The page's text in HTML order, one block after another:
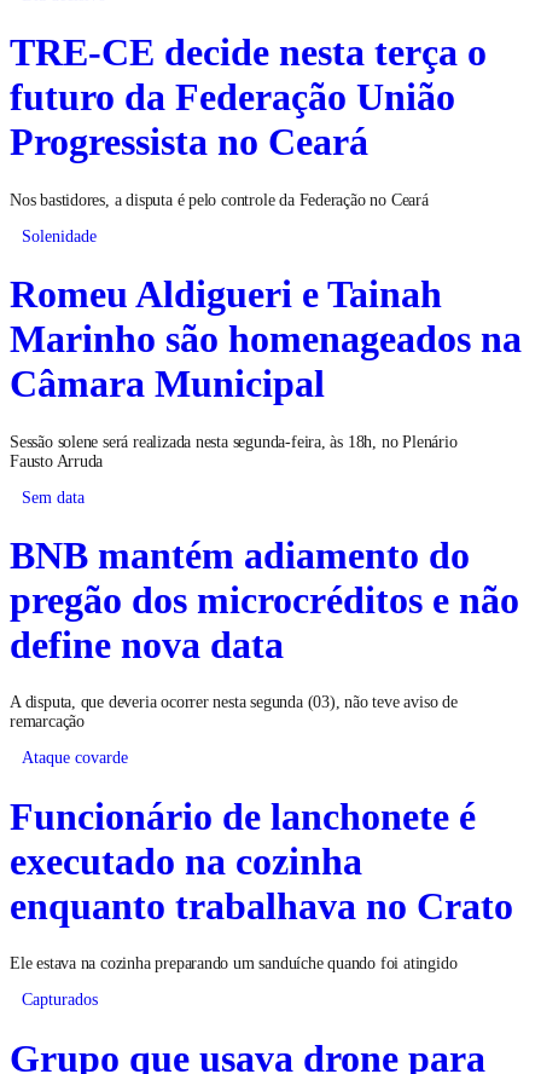
TRE-CE decide nesta terça o
futuro da Federação União
Progressista no Ceará
Nos bastidores, a disputa é pelo controle da Federação no Ceará
Solenidade
Romeu Aldigueri e Tainah
Marinho são homenageados na
Câmara Municipal
Sessão solene será realizada nesta segunda-feira, às 18h, no Plenário
Fausto Arruda
Sem data
BNB mantém adiamento do
pregão dos microcréditos e não
define nova data
A disputa, que deveria ocorrer nesta segunda (03), não teve aviso de
remarcação
Ataque covarde
Funcionário de lanchonete é
executado na cozinha
enquanto trabalhava no Crato
Ele estava na cozinha preparando um sanduíche quando foi atingido
Capturados
Grupo que usava drone para